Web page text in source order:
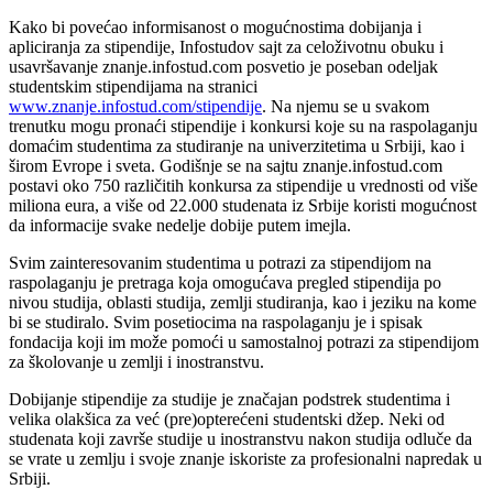
Kako bi povećao informisanost o mogućnostima dobijanja i
apliciranja za stipendije, Infostudov sajt za celoživotnu obuku i
usavršavanje znanje.infostud.com posvetio je poseban odeljak
studentskim stipendijama na stranici
www.znanje.infostud.com/stipendije. Na njemu se u svakom
trenutku mogu pronaći stipendije i konkursi koje su na raspolaganju
domaćim studentima za studiranje na univerzitetima u Srbiji, kao i
širom Evrope i sveta. Godišnje se na sajtu znanje.infostud.com
postavi oko 750 različitih konkursa za stipendije u vrednosti od više
miliona eura, a više od 22.000 studenata iz Srbije koristi mogućnost
da informacije svake nedelje dobije putem imejla.
Svim zainteresovanim studentima u potrazi za stipendijom na
raspolaganju je pretraga koja omogućava pregled stipendija po
nivou studija, oblasti studija, zemlji studiranja, kao i jeziku na kome
bi se studiralo. Svim posetiocima na raspolaganju je i spisak
fondacija koji im može pomoći u samostalnoj potrazi za stipendijom
za školovanje u zemlji i inostranstvu.
Dobijanje stipendije za studije je značajan podstrek studentima i
velika olakšica za već (pre)opterećeni studentski džep. Neki od
studenata koji završe studije u inostranstvu nakon studija odluče da
se vrate u zemlju i svoje znanje iskoriste za profesionalni napredak u
Srbiji.